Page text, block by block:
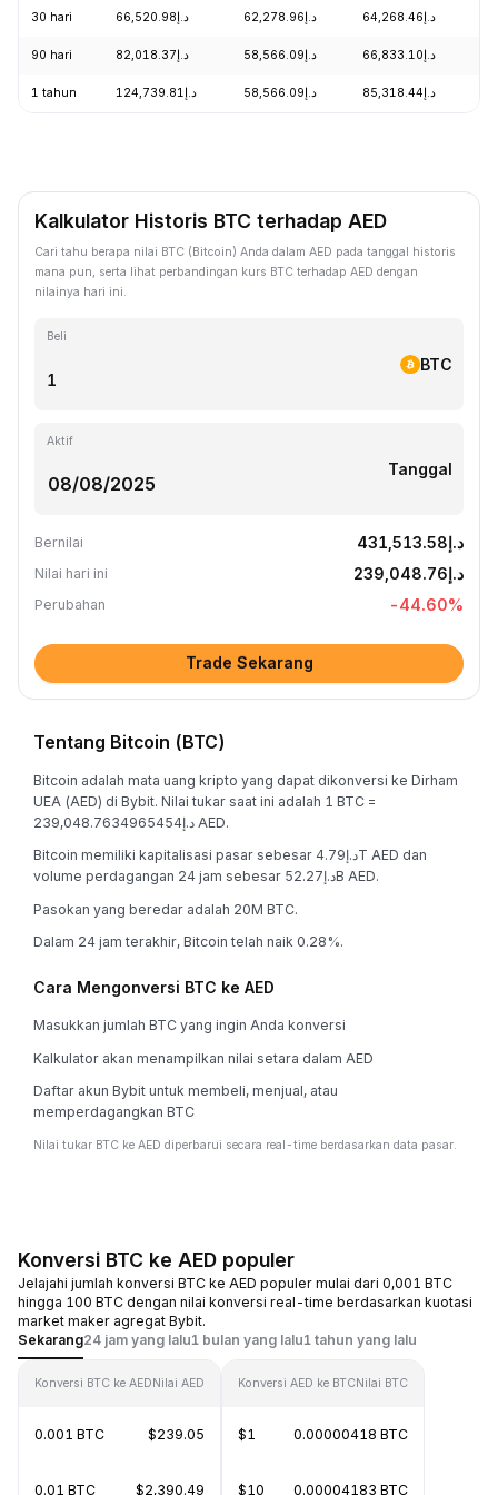
30 hari د.إ66,520.98 د.إ62,278.96 د.إ64,268.46
90 hari د.إ82,018.37 د.إ58,566.09 د.إ66,833.10
1 tahun د.إ124,739.81 د.إ58,566.09 د.إ85,318.44
Kalkulator Historis BTC terhadap AED
Cari tahu berapa nilai BTC (Bitcoin) Anda dalam AED pada tanggal historis
mana pun, serta lihat perbandingan kurs BTC terhadap AED dengan
nilainya hari ini.
Beli
BTC
Aktif
Tanggal
Bernilai د.إ431,513.58
Nilai hari ini د.إ239,048.76
Perubahan -44.60%
Trade Sekarang
Tentang Bitcoin (BTC)
Bitcoin adalah mata uang kripto yang dapat dikonversi ke Dirham
UEA (AED) di Bybit. Nilai tukar saat ini adalah 1 BTC =
د.إ239,048.7634965454 AED.
Bitcoin memiliki kapitalisasi pasar sebesar د.إ4.79T AED dan
volume perdagangan 24 jam sebesar د.إ52.27B AED.
Pasokan yang beredar adalah 20M BTC.
Dalam 24 jam terakhir, Bitcoin telah naik 0.28%.
Cara Mengonversi BTC ke AED
Masukkan jumlah BTC yang ingin Anda konversi
Kalkulator akan menampilkan nilai setara dalam AED
Daftar akun Bybit untuk membeli, menjual, atau
memperdagangkan BTC
Nilai tukar BTC ke AED diperbarui secara real-time berdasarkan data pasar.
Konversi BTC ke AED populer
Jelajahi jumlah konversi BTC ke AED populer mulai dari 0,001 BTC
hingga 100 BTC dengan nilai konversi real-time berdasarkan kuotasi
market maker agregat Bybit.
Sekarang24 jam yang lalu1 bulan yang lalu1 tahun yang lalu
Konversi BTC ke AEDNilai AED
0.001 BTC $239.05
0.01 BTC $2,390.49
Konversi AED ke BTCNilai BTC
$1 0.00000418 BTC
$10 0.00004183 BTC